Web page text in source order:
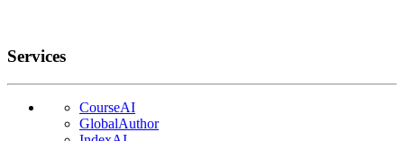
Services
CourseAI
GlobalAuthor